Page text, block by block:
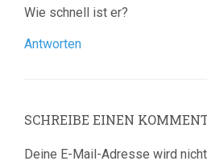
Wie schnell ist er?
Antworten
SCHREIBE EINEN
Deine E-Mail-Adresse wird